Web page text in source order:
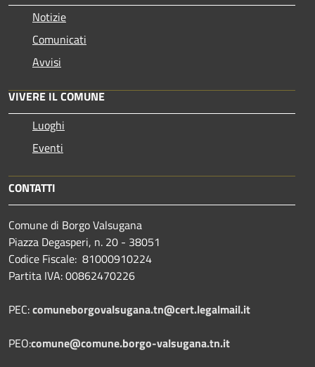
Notizie
Comunicati
Avvisi
VIVERE IL COMUNE
Luoghi
Eventi
CONTATTI
Comune di Borgo Valsugana
Piazza Degasperi, n. 20 - 38051
Codice Fiscale: 81000910224
Partita IVA: 00862470226
PEC:comuneborgovalsugana.tn@cert.legalmail.it
PEO:comune@comune.borgo-valsugana.tn.it